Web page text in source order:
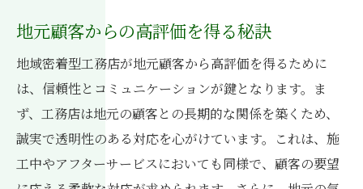
地元顧客からの高評価を得る秘訣
地域密着型工務店が地元顧客から高評価を得るために
は、信頼性とコミュニケーションが鍵となります。ま
ず、工務店は地元の顧客との長期的な関係を築くため、
誠実で透明性のある対応を心がけています。これは、施
工中やアフターサービスにおいても同様で、顧客の要望